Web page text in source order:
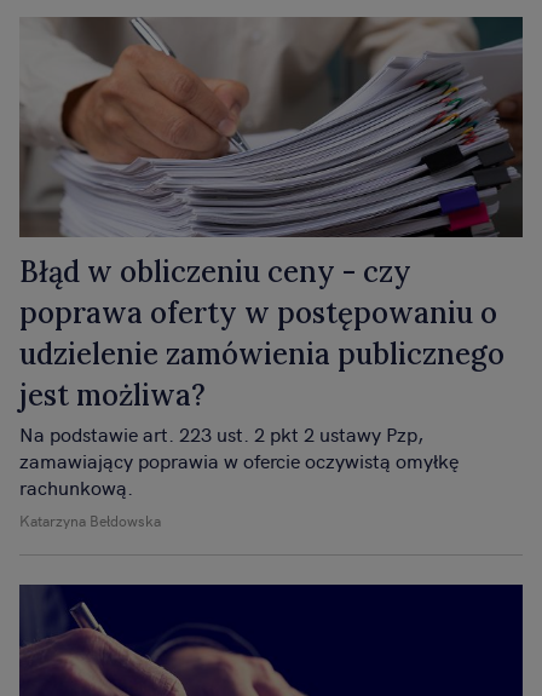
Błąd w obliczeniu ceny - czy
poprawa oferty w postępowaniu o
udzielenie zamówienia publicznego
jest możliwa?
Katarzyna Bełdowska
Na podstawie art. 223 ust. 2 pkt 2 ustawy Pzp,
zamawiający poprawia w ofercie oczywistą omyłkę
rachunkową.